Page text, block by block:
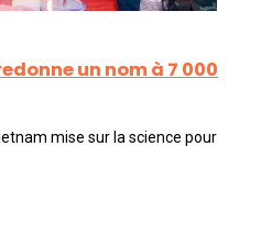
un nom à 7 000
mise sur la science pour